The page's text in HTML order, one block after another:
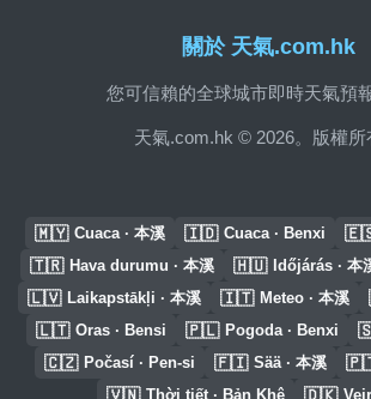
關於 天氣.com.hk
您可信賴的全球城市即時天氣預
天氣.com.hk © 2026。版權所
🇲🇾 Cuaca · 本溪 🇮🇩 Cuaca · Benxi
🇹🇷 Hava durumu · 本溪 🇭🇺 Időjárás · 本
🇱🇻 Laikapstākļi · 本溪 🇮🇹 Meteo · 本溪
🇱🇹 Oras · Bensi 🇵🇱 Pogoda · Benxi
🇨🇿 Počasí · Pen-si 🇫🇮 Sää · 本溪
Thời tiết · Bản Khê